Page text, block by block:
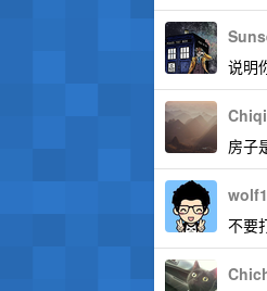
说明
房子
不要